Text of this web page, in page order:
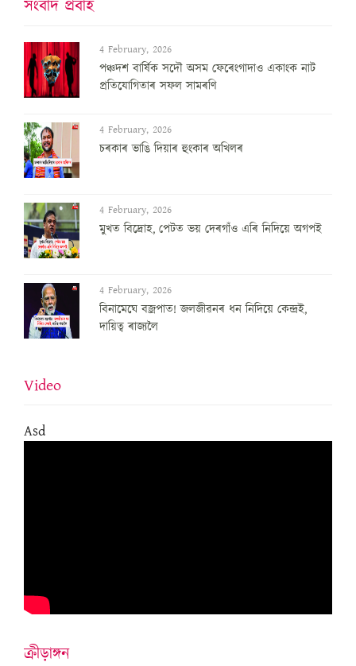
সংবাদ প্ৰবাহ
4 February, 2026
পঞ্চদশ বার্ষিক সদৌ অসম ফেৰেংগাদাও একাংক নাট
প্রতিযোগিতাৰ সফল সামৰণি
4 February, 2026
চৰকাৰ ভাঙি দিয়াৰ হুংকাৰ অখিলৰ
4 February, 2026
মুখত বিদ্ৰোহ, পেটত ভয় দেৰগাঁও এৰি নিদিয়ে অগপই
4 February, 2026
বিনামেঘে বজ্ৰপাত! জলজীৱনৰ ধন নিদিয়ে কেন্দ্ৰই,
দায়িত্ব ৰাজ্যলৈ
Video
Asd
ক্ৰীড়াঙ্গন